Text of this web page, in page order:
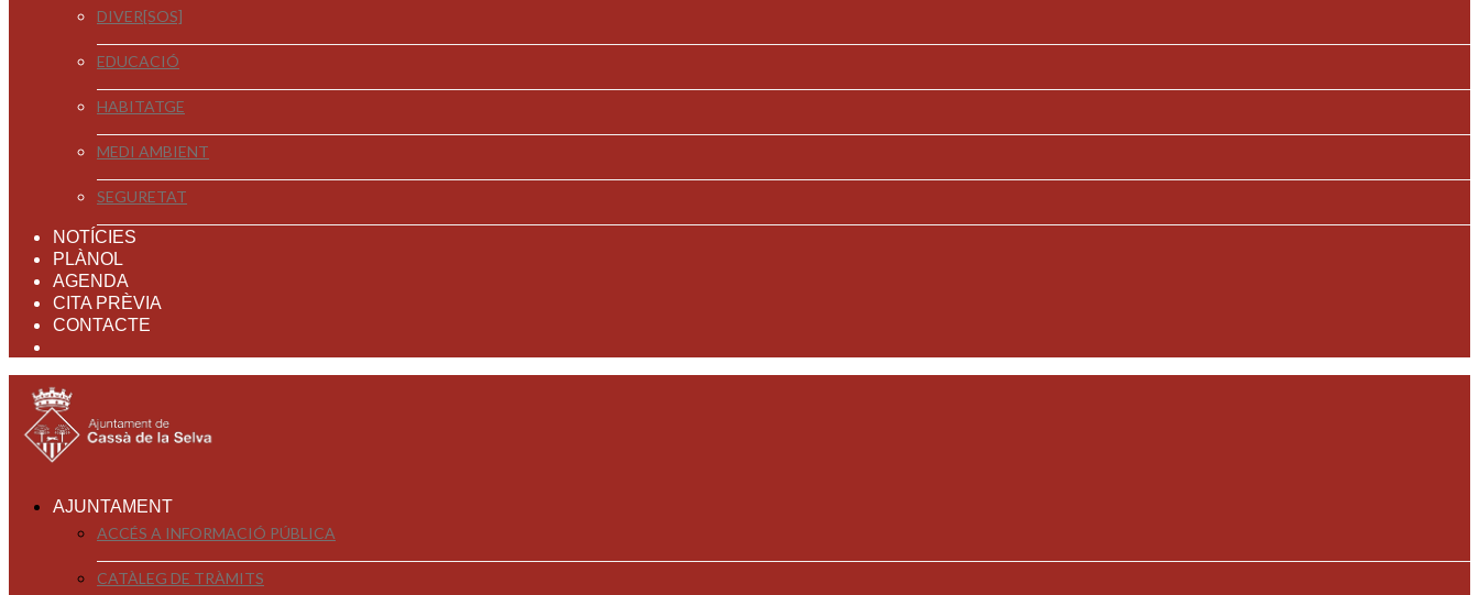
DIVER[SOS]
EDUCACIÓ
HABITATGE
MEDI AMBIENT
SEGURETAT
NOTÍCIES
PLÀNOL
AGENDA
CITA PRÈVIA
CONTACTE
AJUNTAMENT
ACCÉS A INFORMACIÓ PÚBLICA
CATÀLEG DE TRÀMITS